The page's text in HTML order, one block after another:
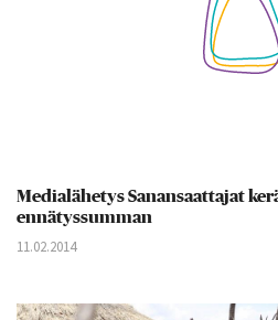
Medialähetys Sanansaattajat
ennätyssumman
11.02.2014